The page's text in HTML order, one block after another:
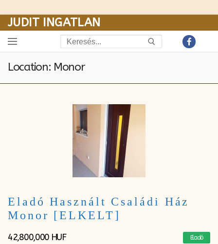
Ugrás
tartalomra
JUDIT INGATLAN
Location: Monor
Eladó Használt Családi Ház
Monor [ELKELT]
42,800,000 HUF Eladó